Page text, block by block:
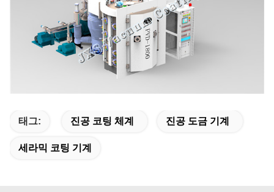
태그: 진공 코팅 체계 진공 도금 기계
세라믹 코팅 기계